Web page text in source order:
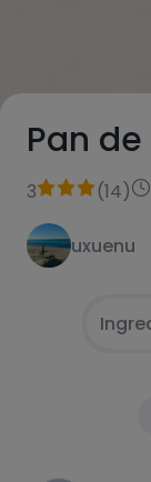
Pan
3 (14)
uxuenu
Mezclar